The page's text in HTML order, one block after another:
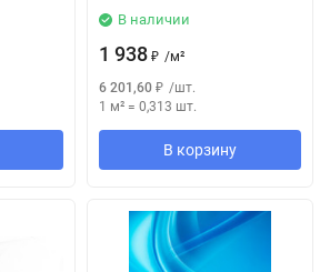
В наличии
1 938 ₽ /м²
6 201,60 ₽ /шт.
1 м² = 0,313 шт.
В корзину